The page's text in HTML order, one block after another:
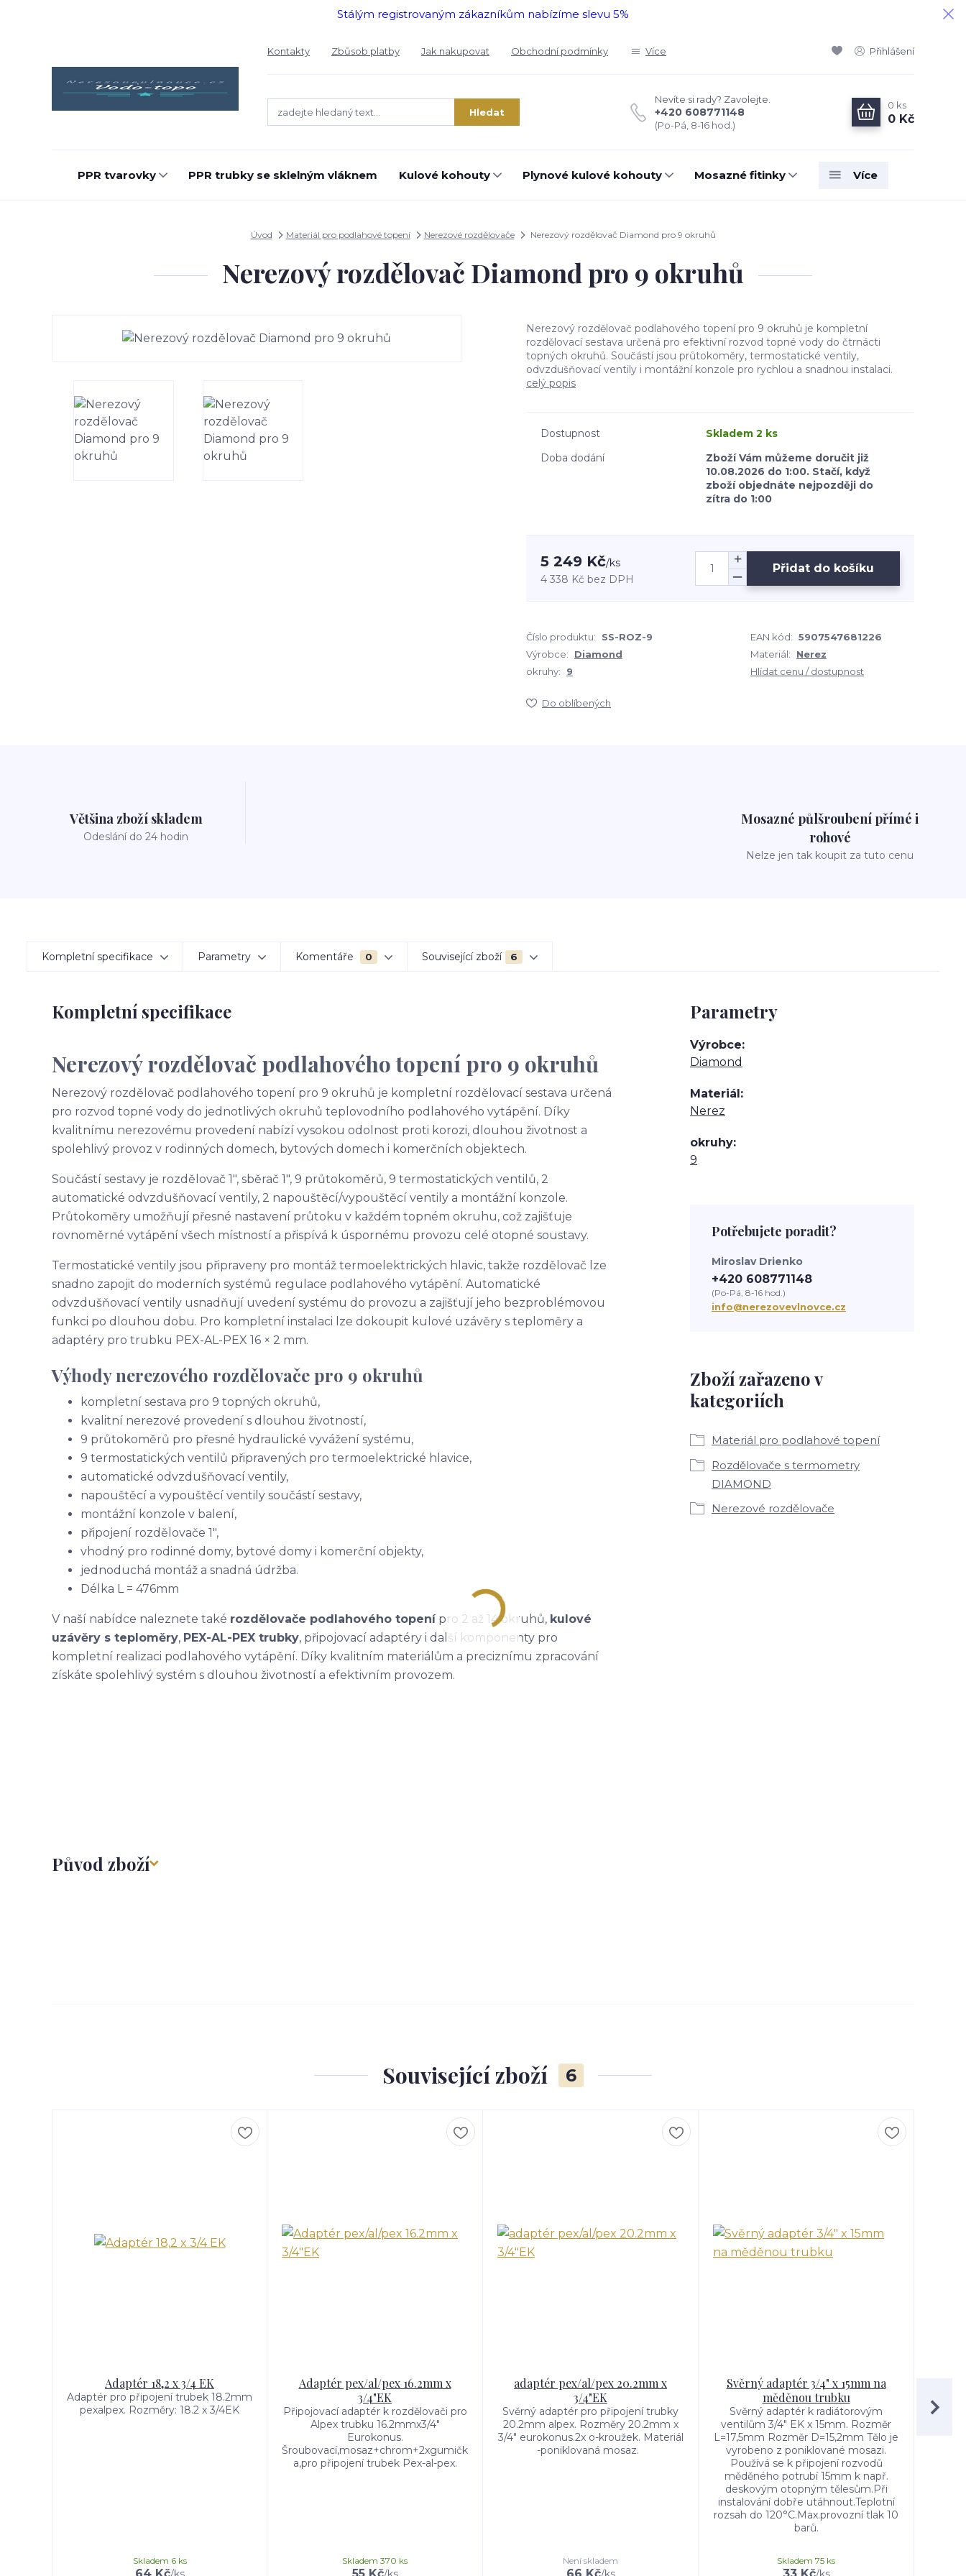
Stálým registrovaným zákazníkům nabízíme slevu 5%
Kontakty Zbůsob platby Jak nakupovat Obchodní podmínky Více Přihlášení
Hledat
Nevíte si rady? Zavolejte.
+420 608771148
(Po-Pá, 8-16 hod.)
0 ks
0 Kč
PPR tvarovky PPR trubky se sklelným vláknem Kulové kohouty Plynové kulové kohouty Mosazné fitinky Více
Úvod Materiál pro podlahové topení Nerezové rozdělovače Nerezový rozdělovač Diamond pro 9 okruhů
Nerezový rozdělovač Diamond pro 9 okruhů
Nerezový rozdělovač podlahového topení pro 9 okruhů je kompletní
rozdělovací sestava určená pro efektivní rozvod topné vody do čtrnácti
topných okruhů. Součástí jsou průtokoměry, termostatické ventily,
odvzdušňovací ventily i montážní konzole pro rychlou a snadnou instalaci.
celý popis
Dostupnost
Skladem 2 ks
Doba dodání
Zboží Vám můžeme doručit již
10.08.2026 do 1:00. Stačí, když
zboží objednáte nejpozději do
zítra do 1:00
5 249 Kč/ks
4 338 Kč bez DPH
Přidat do košíku
Číslo produktu: SS-ROZ-9 EAN kód: 5907547681226
Výrobce:
Diamond Materiál:
Nerez
okruhy:
9 Hlídat cenu / dostupnost
Do oblíbených
Většina zboží skladem
Odeslání do 24 hodin
Mosazné půlšroubení přímé i
rohové
Nelze jen tak koupit za tuto cenu
Kompletní specifikace Parametry Komentáře 0 Související zboží 6
Kompletní specifikace
Nerezový rozdělovač podlahového topení pro 9 okruhů
Nerezový rozdělovač podlahového topení pro 9 okruhů je kompletní rozdělovací sestava určená
pro rozvod topné vody do jednotlivých okruhů teplovodního podlahového vytápění. Díky
kvalitnímu nerezovému provedení nabízí vysokou odolnost proti korozi, dlouhou životnost a
spolehlivý provoz v rodinných domech, bytových domech i komerčních objektech.
Součástí sestavy je rozdělovač 1", sběrač 1", 9 průtokoměrů, 9 termostatických ventilů, 2
automatické odvzdušňovací ventily, 2 napouštěcí/vypouštěcí ventily a montážní konzole.
Průtokoměry umožňují přesné nastavení průtoku v každém topném okruhu, což zajišťuje
rovnoměrné vytápění všech místností a přispívá k úspornému provozu celé otopné soustavy.
Termostatické ventily jsou připraveny pro montáž termoelektrických hlavic, takže rozdělovač lze
snadno zapojit do moderních systémů regulace podlahového vytápění. Automatické
odvzdušňovací ventily usnadňují uvedení systému do provozu a zajišťují jeho bezproblémovou
funkci po dlouhou dobu. Pro kompletní instalaci lze dokoupit kulové uzávěry s teploměry a
adaptéry pro trubku PEX-AL-PEX 16 × 2 mm.
Výhody nerezového rozdělovače pro 9 okruhů
kompletní sestava pro 9 topných okruhů,
kvalitní nerezové provedení s dlouhou životností,
9 průtokoměrů pro přesné hydraulické vyvážení systému,
9 termostatických ventilů připravených pro termoelektrické hlavice,
automatické odvzdušňovací ventily,
napouštěcí a vypouštěcí ventily součástí sestavy,
montážní konzole v balení,
připojení rozdělovače 1",
vhodný pro rodinné domy, bytové domy i komerční objekty,
jednoduchá montáž a snadná údržba.
Délka L = 476mm
V naší nabídce naleznete také rozdělovače podlahového topenípro 2 až 14 okruhů, kulové
uzávěry s teploměry, PEX-AL-PEX trubky, připojovací adaptéry i další komponenty pro
kompletní realizaci podlahového vytápění. Díky kvalitním materiálům a preciznímu zpracování
získáte spolehlivý systém s dlouhou životností a efektivním provozem.
Původ zboží
Parametry
Výrobce
Diamond
Materiál
Nerez
okruhy
9
Zboží zařazeno v
kategoriích
Materiál pro podlahové topení
Rozdělovače s termometry
DIAMOND
Nerezové rozdělovače
Potřebujete poradit?
Miroslav Drienko
+420 608771148
(Po-Pá, 8-16 hod.)
info@nerezovevlnovce.cz
Související zboží 6
Adaptér 18,2 x 3/4 EK
Adaptér pro připojení trubek 18.2mm
pexalpex. Rozměry: 18.2 x 3/4EK
Skladem 6 ks
Adaptér pex/al/pex 16.2mm x
3/4"EK
Připojovací adaptér k rozdělovači pro
Alpex trubku 16.2mmx3/4"
Eurokonus.
Šroubovací,mosaz+chrom+2xgumičk
a,pro připojení trubek Pex-al-pex.
Skladem 370 ks
adaptér pex/al/pex 20.2mm x
3/4"EK
Svěrný adaptér pro připojení trubky
20.2mm alpex. Rozměry 20.2mm x
3/4" eurokonus.2x o-kroužek. Materiál
-poniklovaná mosaz.
Není skladem
Svěrný adaptér 3/4" x 15mm na
měděnou trubku
Svěrný adaptér k radiátorovým
ventilům 3/4" EK x 15mm. Rozměr
L=17,5mm Rozměr D=15,2mm Tělo je
vyrobeno z poniklované mosazi.
Používá se k připojení rozvodů
měděného potrubí 15mm k např.
deskovým otopným tělesům.Při
instalování dobře utáhnout.Teplotní
rozsah do 120°C.Max.provozní tlak 10
barů.
Skladem 75 ks
Set